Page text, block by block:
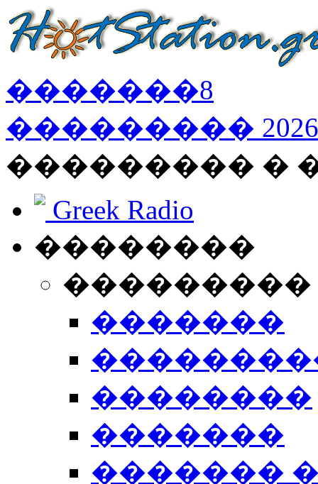
�������8
��������� 2026
��������� �
Greek Radio
��������
�������
��������
�������
�������